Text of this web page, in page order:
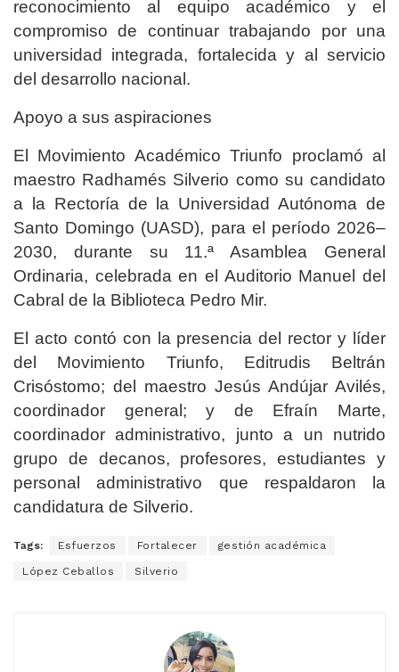
reconocimiento al equipo académico y el
compromiso de continuar trabajando por una
universidad integrada, fortalecida y al servicio
del desarrollo nacional.
Apoyo a sus aspiraciones
El Movimiento Académico Triunfo proclamó al
maestro Radhamés Silverio como su candidato
a la Rectoría de la Universidad Autónoma de
Santo Domingo (UASD), para el período 2026–
2030, durante su 11.ª Asamblea General
Ordinaria, celebrada en el Auditorio Manuel del
Cabral de la Biblioteca Pedro Mir.
El acto contó con la presencia del rector y líder
del Movimiento Triunfo, Editrudis Beltrán
Crisóstomo; del maestro Jesús Andújar Avilés,
coordinador general; y de Efraín Marte,
coordinador administrativo, junto a un nutrido
grupo de decanos, profesores, estudiantes y
personal administrativo que respaldaron la
candidatura de Silverio.
Tags: Esfuerzos Fortalecer gestión académica
López Ceballos Silverio